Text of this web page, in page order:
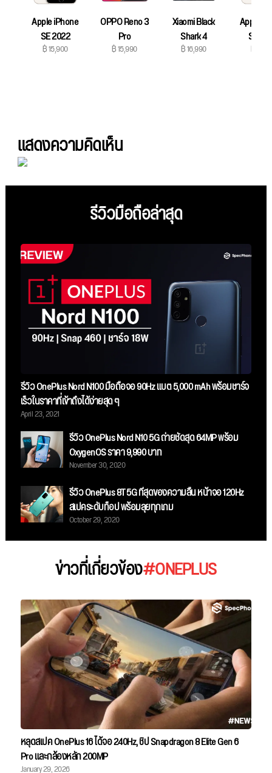
Apple iPhone
SE 2022
฿ 15,900
OPPO Reno 3
Pro
฿ 15,990
Xiaomi Black
Shark 4
฿ 16,990
Apple
SE
฿
แสดงความคิดเห็น
รีวิวมือถือล่าสุด
รีวิว OnePlus Nord N100 มือถือจอ 90Hz แบต 5,000 mAh พร้อมชาร์จ
เร็วในราคาที่เข้าถึงได้ง่ายสุด ๆ
April 23, 2021
รีวิว OnePlus Nord N10 5G ถ่ายชัดสุด 64MP พร้อม
OxygenOS ราคา 9,990 บาท
November 30, 2020
รีวิว OnePlus 8T 5G ที่สุดของความลื่น หน้าจอ 120Hz
สเปคระดับท็อป พร้อมลุยทุกเกม
October 29, 2020
ข่าวที่เกี่ยวข้อง#ONEPLUS
หลุดสเปค OnePlus 16 ได้จอ 240Hz, ชิป Snapdragon 8 Elite Gen 6
Pro และกล้องหลัก 200MP
January 29, 2026